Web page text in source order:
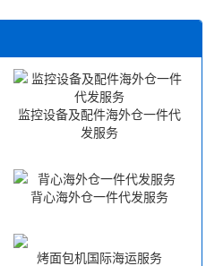
监控设备及配件海外仓一件代
发服务
背心海外仓一件代发服务
烤面包机国际海运服务